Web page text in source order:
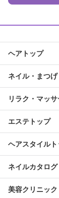
ヘアトップ
ネイル・まつ
リラク・マッ
エステトップ
ヘアスタイルト
ネイルカタロ
美容クリニッ